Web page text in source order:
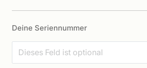
Deine Seriennummer